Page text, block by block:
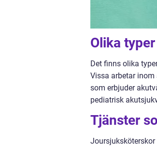
Olika
Det finns olika
Vissa arbetar
som erbjuder
pediatrisk
Tjänster